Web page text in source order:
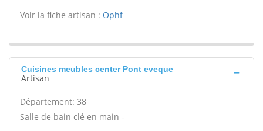
Voir la fiche artisan : Ophf
Cuisines meubles center Pont eveque
Artisan
Département: 38
Salle de bain clé en main -